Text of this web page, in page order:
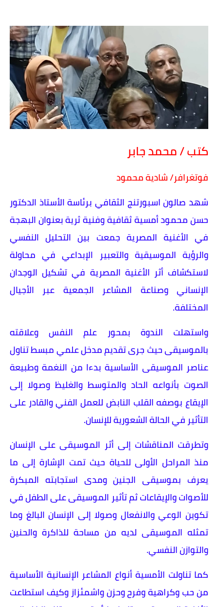
كتب / محمد جابر
فوتغرافر/ شادية محمود
شهد صالون اسبورتنج الثقافي برئاسة الأستاذ الدكتور
حسن محمود أمسية ثقافية وفنية ثرية بعنوان البهجة
في الأغنية المصرية جمعت بين التحليل النفسي
والرؤية الموسيقية والتعبير الإبداعي في محاولة
لاستكشاف أثر الأغنية المصرية في تشكيل الوجدان
الإنساني وصناعة المشاعر الجمعية عبر الأجيال
المختلفة.
واستهلت الندوة بمحور علم النفس وعلاقته
بالموسيقى حيث جرى تقديم مدخل علمي مبسط تناول
عناصر الموسيقى الأساسية بدءا من النغمة وطبيعة
الصوت بأنواعه الحاد والمتوسط والغليظ وصولا إلى
الإيقاع بوصفه القلب النابض للعمل الفني والقادر على
التأثير في الحالة الشعورية للإنسان.
وتطرقت المناقشات إلى أثر الموسيقى على الإنسان
منذ المراحل الأولى للحياة حيث تمت الإشارة إلى ما
يعرف بموسيقى الجنين ومدى استجابته المبكرة
للأصوات والإيقاعات ثم تأثير الموسيقى على الطفل في
تكوين الوعي والانفعال وصولا إلى الإنسان البالغ وما
تمثله الموسيقى لديه من مساحة للذاكرة والحنين
والتوازن النفسي.
كما تناولت الأمسية أنواع المشاعر الإنسانية الأساسية
من حب وكراهية وفرح وحزن واشمئزاز وكيف استطاعت